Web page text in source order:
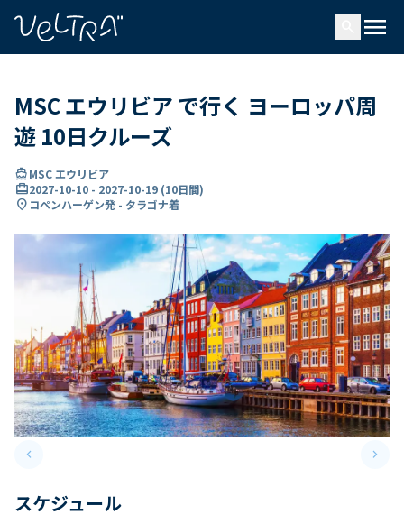
menu
MSC エウリビア で行く ヨーロッパ周
遊 10日クルーズ
directions_boatMSC エウリビア
card_travel2027-10-10 - 2027-10-19 (10日間)
location_on コペンハーゲン発 - タラゴナ着
keyboard_arrow_leftPrevious slide keyboard_arrow_right
スケジュール